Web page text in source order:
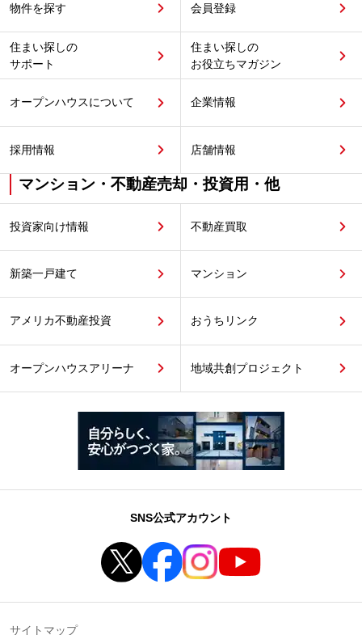
物件を探す 会員登録
住まい探しの
サポート
住まい探しの
お役立ちマガジン
オープンハウスについて 企業情報
採用情報 店舗情報
マンション・不動産売却・投資用・他
投資家向け情報 不動産買取
新築一戸建て マンション
アメリカ不動産投資 おうちリンク
オープンハウスアリーナ 地域共創プロジェクト
SNS公式アカウント
サイトマップ